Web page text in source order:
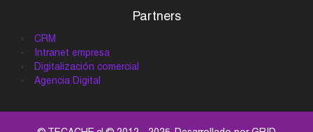
Partners
CRM
Intranet empresa
Digitalización comercial
Agencia Digital